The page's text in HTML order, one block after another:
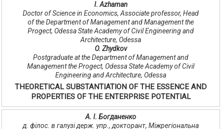
І. Azhaman
Doctor of Science in Economics, Associate professor, Head
of the Department of Mаnagеment and Managеment the
Progect, Odessa State Academy of Civil Engineering and
Architecture, Odessa
O. Zhydkov
Postgraduate at the Department of Mаnagеment and
Managеment the Progect, Odessa State Academy of Civil
Engineering and Architecture, Odessa
THEORETICAL SUBSTANTIATION OF THE ESSENCE AND
PROPERTIES OF THE ENTERPRISE POTENTIAL
А. І. Богданенко
д. філос. в галузі держ. упр., докторант, Міжрегіональна